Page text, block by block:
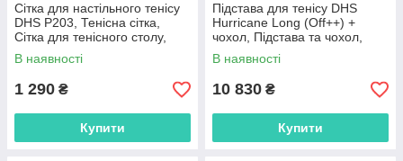
Сітка для настільного тенісу
DHS P203, Тенісна сітка,
Сітка для тенісного столу,
Сітка для пінг понгу
В наявності
1 290 ₴
Купити
Підстава для тенісу DHS
Hurricane Long (Off++) +
чохол, Підстава та чохол,
Підстава для гри в теніс
В наявності
10 830 ₴
Купити